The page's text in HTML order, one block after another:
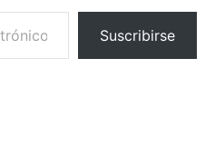
Suscribirse